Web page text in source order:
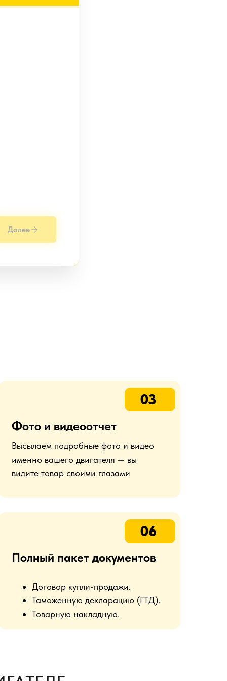
Далее
Высылаем подробные фото и видео
именно вашего двигателя — вы
видите товар своими глазами
Фото и видеоотчет
03
Договор купли-продажи.
Таможенную декларацию (ГТД).
Товарную накладную.
Полный пакет документов
06